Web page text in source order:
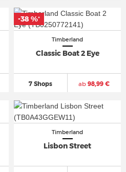
Timberland
Classic Boat 2 Eye
7 Shops ab 98,99 €
-38 %*
Timberland
Lisbon Street